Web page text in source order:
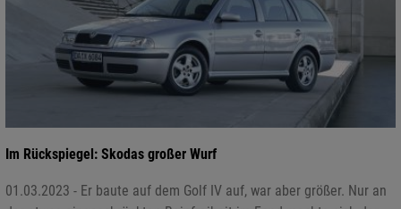
Im Rückspiegel: Skodas großer Wurf
01.03.2023 - Er baute auf dem Golf IV auf, war aber größer. Nur an